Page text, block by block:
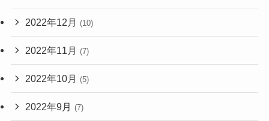
2022年12月 (10)
2022年11月 (7)
2022年10月 (5)
2022年9月 (7)